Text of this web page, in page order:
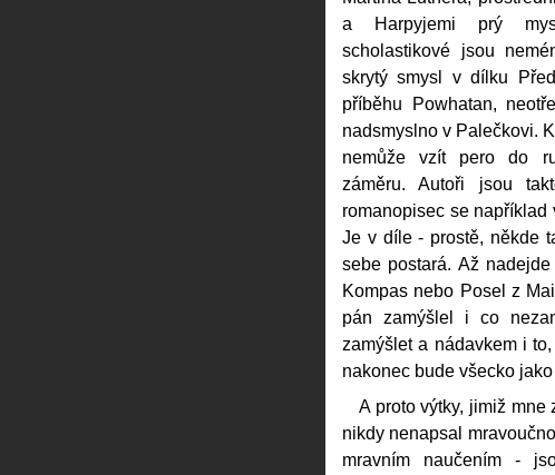
a Harpyjemi prý
scholastikové jsou
skrytý smysl v dílku
příběhu Powhatan,
nadsmyslno v Palečkovi.
nemůže vzít pero do
záměru. Autoři jsou
romanopisec se například
Je v díle - prostě, někde
sebe postará. Až
Kompas nebo Posel z
pán zamýšlel i co
zamýšlet a nádavkem i
nakonec bude všecko
A proto výtky, jimiž
nikdy nenapsal
mravním naučením -